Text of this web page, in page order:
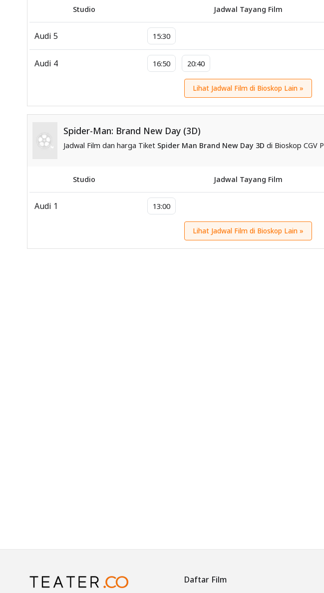
Studio Jadwal Tayang Film
Audi 5 15:30
Audi 4 16:50 20:40
Lihat Jadwal Film di Bioskop Lain »
Spider-Man: Brand New Day (3D)
Jadwal Film dan harga Tiket Spider Man Brand New Day 3D di Bioskop CGV
Studio Jadwal Tayang Film
Audi 1 13:00
Lihat Jadwal Film di Bioskop Lain »
Daftar Film